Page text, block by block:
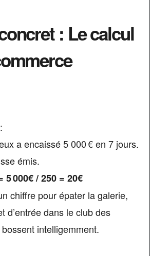
: Le calcul
a encaissé 5 000 € en 7 jours.
émis.
5 000€ / 250 = 20€
chiffre pour épater la galerie,
d’entrée dans le club des
intelligemment.